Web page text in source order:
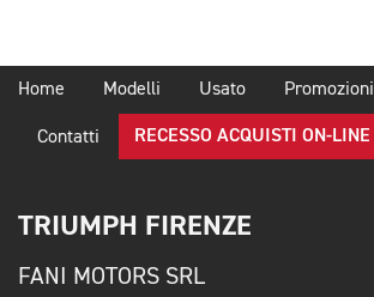
Home Modelli Usato Promozioni
Contatti RECESSO ACQUISTI ON-LINE
TRIUMPH FIRENZE
FANI MOTORS SRL